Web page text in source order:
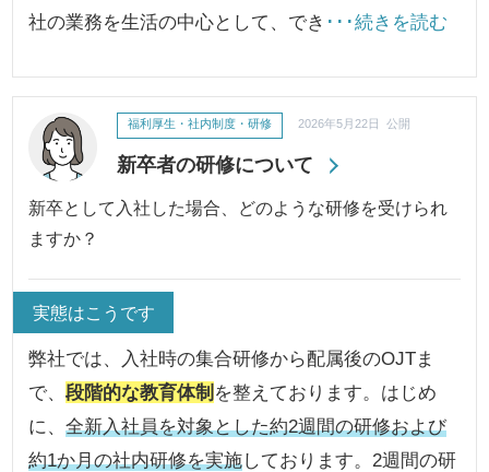
社の業務を生活の中心として、でき ･･･続きを読む
新卒者の研修について
福利厚生・社内制度・研修 2026年5月22日 公開
新卒として入社した場合、どのような研修を受けられ
ますか？
実態はこうです
弊社では、入社時の集合研修から配属後のOJTま
で、段階的な教育体制 を整えております。はじめ
に、全新入社員を対象とした約2週間の研修および
約1か月の社内研修を実施しております。2週間の研